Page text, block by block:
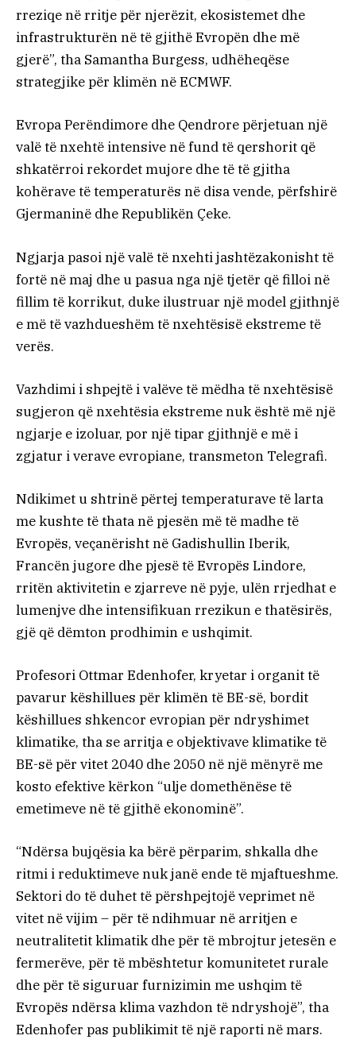
rreziqe në rritje për njerëzit, ekosistemet dhe
infrastrukturën në të gjithë Evropën dhe më
gjerë”, tha Samantha Burgess, udhëheqëse
strategjike për klimën në ECMWF.
Evropa Perëndimore dhe Qendrore përjetuan një
valë të nxehtë intensive në fund të qershorit që
shkatërroi rekordet mujore dhe të të gjitha
kohërave të temperaturës në disa vende, përfshirë
Gjermaninë dhe Republikën Çeke.
Ngjarja pasoi një valë të nxehti jashtëzakonisht të
fortë në maj dhe u pasua nga një tjetër që filloi në
fillim të korrikut, duke ilustruar një model gjithnjë
e më të vazhdueshëm të nxehtësisë ekstreme të
verës.
Vazhdimi i shpejtë i valëve të mëdha të nxehtësisë
sugjeron që nxehtësia ekstreme nuk është më një
ngjarje e izoluar, por një tipar gjithnjë e më i
zgjatur i verave evropiane, transmeton Telegrafi.
Ndikimet u shtrinë përtej temperaturave të larta
me kushte të thata në pjesën më të madhe të
Evropës, veçanërisht në Gadishullin Iberik,
Francën jugore dhe pjesë të Evropës Lindore,
rritën aktivitetin e zjarreve në pyje, ulën rrjedhat e
lumenjve dhe intensifikuan rrezikun e thatësirës,
gjë që dëmton prodhimin e ushqimit.
Profesori Ottmar Edenhofer, kryetar i organit të
pavarur këshillues për klimën të BE-së, bordit
këshillues shkencor evropian për ndryshimet
klimatike, tha se arritja e objektivave klimatike të
BE-së për vitet 2040 dhe 2050 në një mënyrë me
kosto efektive kërkon “ulje domethënëse të
emetimeve në të gjithë ekonominë”.
“Ndërsa bujqësia ka bërë përparim, shkalla dhe
ritmi i reduktimeve nuk janë ende të mjaftueshme.
Sektori do të duhet të përshpejtojë veprimet në
vitet në vijim – për të ndihmuar në arritjen e
neutralitetit klimatik dhe për të mbrojtur jetesën e
fermerëve, për të mbështetur komunitetet rurale
dhe për të siguruar furnizimin me ushqim të
Evropës ndërsa klima vazhdon të ndryshojë”, tha
Edenhofer pas publikimit të një raporti në mars.